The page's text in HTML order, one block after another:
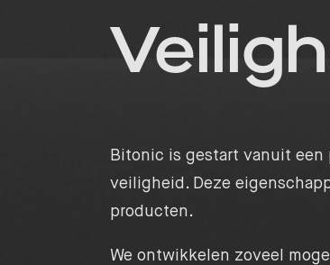
Bitonic is gestart vanuit een
veiligheid. Deze
producten.
We ontwikkelen zoveel